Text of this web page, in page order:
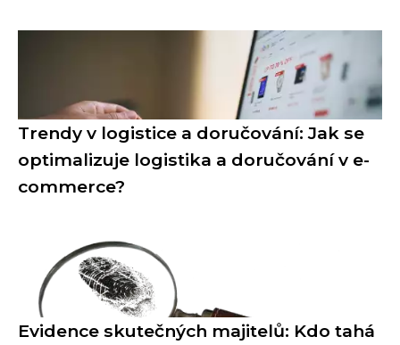
Trendy v logistice a doručování: Jak se
optimalizuje logistika a doručování v e-
commerce?
Evidence skutečných majitelů: Kdo tahá